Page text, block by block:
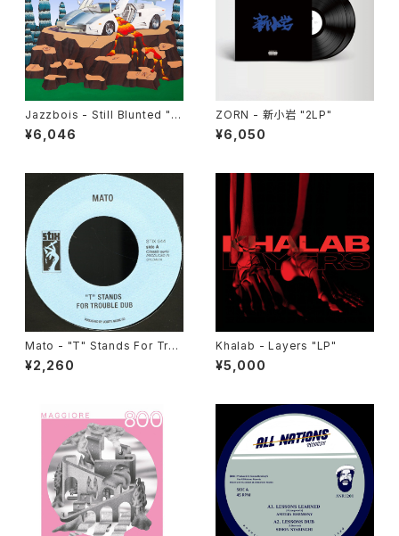
Jazzbois - Still Blunted "L
P"
¥6,046
ZORN - 新小岩 "2LP"
¥6,050
Mato - "T" Stands For Trou
ble Dub/ Enter The Dragon
Dub Version "7"
¥2,260
Khalab - Layers "LP"
¥5,000